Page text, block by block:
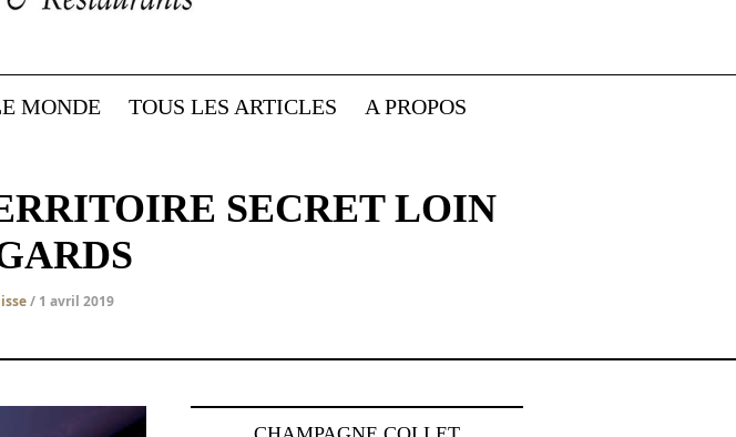
MONDE TOUS LES ARTICLES A PROPOS
SECRET LOIN
/ 1 avril 2019